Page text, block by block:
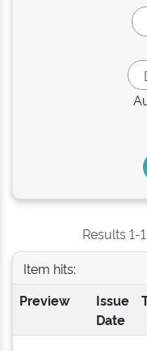
Results 1-
Item hits:
Preview
Issue
Date